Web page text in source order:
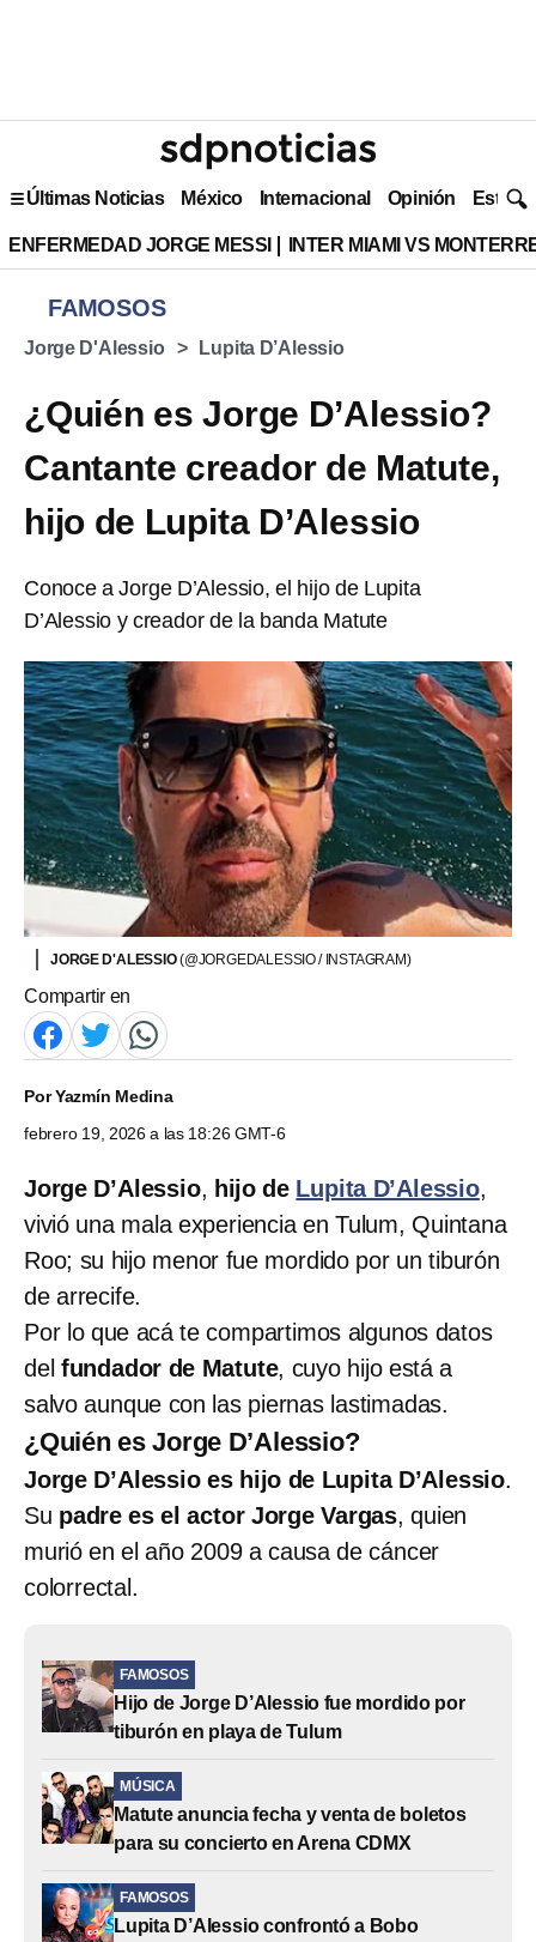
Últimas Noticias México Internacional Opinión Estilo
ENFERMEDAD JORGE MESSI INTER MIAMI VS
FAMOSOS
Jorge D'Alessio Lupita D’Alessio
¿Quién es Jorge D’Alessio?
Cantante creador de Matute,
hijo de Lupita D’Alessio
Conoce a Jorge D’Alessio, el hijo de Lupita
D’Alessio y creador de la banda Matute
JORGE D'ALESSIO(@JORGEDALESSIO / INSTAGRAM)
Compartir en
PorYazmín Medina
febrero 19, 2026 a las 18:26 GMT-6
Jorge D’Alessio, hijo de Lupita D’Alessio,
vivió una mala experiencia en Tulum, Quintana
Roo; su hijo menor fue mordido por un tiburón
de arrecife.
Por lo que acá te compartimos algunos datos
del fundador de Matute, cuyo hijo está a
salvo aunque con las piernas lastimadas.
¿Quién es Jorge D’Alessio?
Jorge D’Alessio es hijo de Lupita D’Alessio.
Su padre es el actor Jorge Vargas, quien
murió en el año 2009 a causa de cáncer
colorrectal.
FAMOSOS
Hijo de Jorge D’Alessio fue mordido por
tiburón en playa de Tulum
MÚSICA
Matute anuncia fecha y venta de boletos
para su concierto en Arena CDMX
FAMOSOS
Lupita D’Alessio confrontó a Bobo